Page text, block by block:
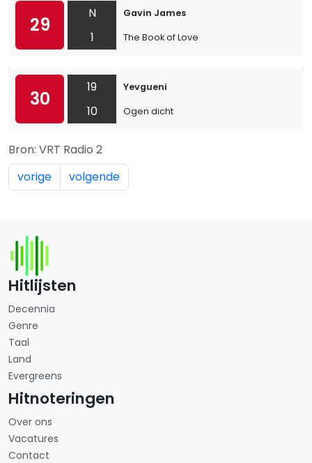
29
N
1
Gavin James
The Book of Love
30
19
10
Yevgueni
Ogen dicht
Bron: VRT Radio 2
vorige
volgende
Hitlijsten
Decennia
Genre
Taal
Land
Evergreens
Hitnoteringen
Over ons
Vacatures
Contact